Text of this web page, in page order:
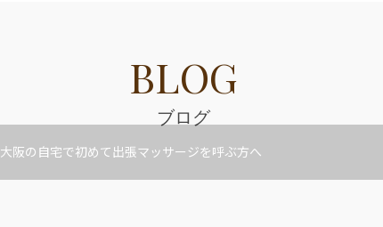
BLOG
ブログ
大阪の自宅で初めて出張マッサージを呼ぶ方へ